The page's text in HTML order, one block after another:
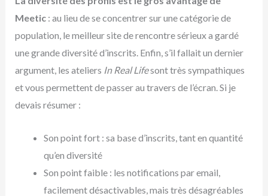
Meetic: au lieu de se concentrer sur une catégorie de
population, le meilleur site de rencontre sérieux a gardé
une grande diversité d’inscrits. Enfin, s’il fallait un dernier
argument, les ateliers In Real Lifesont très sympathiques
et vous permettent de passer au travers de l’écran. Si je
devais résumer :
Son point fort : sa base d’inscrits, tant en quantité
qu’en diversité
Son point faible : les notifications par email,
facilement désactivables, mais très désagréables